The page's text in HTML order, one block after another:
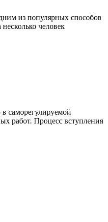
из популярных способов
человек
саморегулируемой
работ. Процесс вступления